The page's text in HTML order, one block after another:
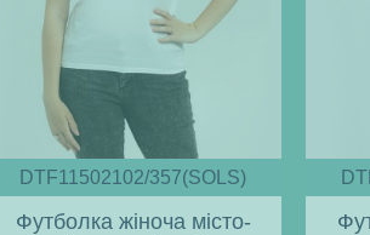
DTF11502102/357(SOLS)
Футболка жіноча місто-